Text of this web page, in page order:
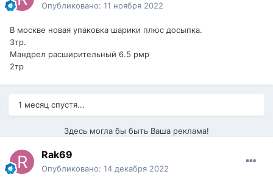
Опубликовано: 11 ноября 2022
В москве новая упаковка шарики плюс досыпка.
3тр.
Мандрел расширительный 6.5 рмр
2тр
1 месяц спустя...
Здесь могла бы быть Ваша реклама!
Rak69
Опубликовано: 14 декабря 2022